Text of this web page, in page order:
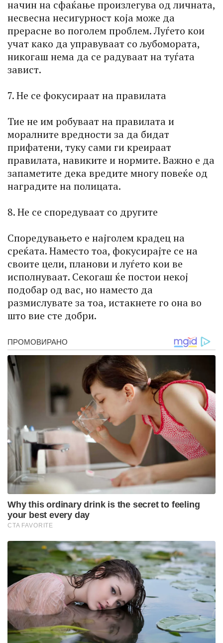
начин на сфаќање произлегува од личната,
несвесна несигурност која може да
прерасне во поголем проблем. Луѓето кои
учат како да управуваат со љубомората,
никогаш нема да се радуваат на туѓата
завист.
7. Не се фокусираат на правилата
Тие не им робуваат на правилата и
моралните вредности за да бидат
прифатени, туку сами ги креираат
правилата, навиките и нормите. Важно е да
запаметите дека вредите многу повеќе од
наградите на полицата.
8. Не се споредуваат со другите
Споредувањето е најголем крадец на
среќата. Наместо тоа, фокусирајте се на
своите цели, планови и луѓето кои ве
исполнуваат. Секогаш ќе постои некој
подобар од вас, но наместо да
размислувате за тоа, истакнете го она во
што вие сте добри.